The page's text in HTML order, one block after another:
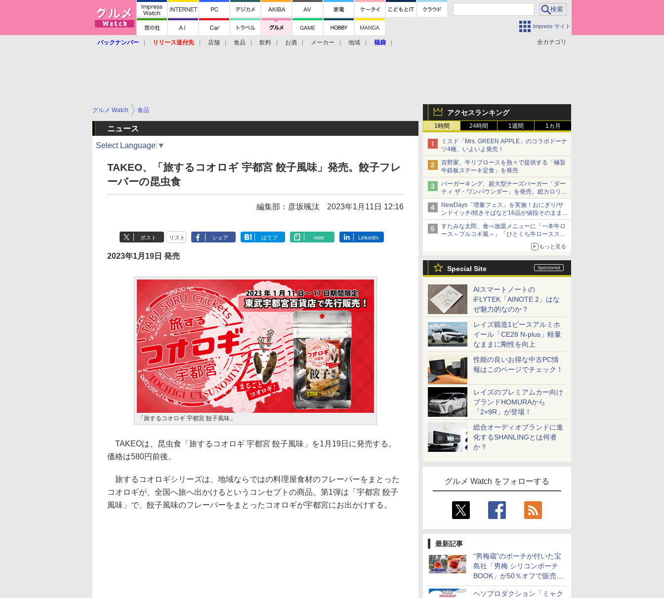
Impress サイト
全カテゴリ
バックナンバー リリース送付先 店舗 食品 飲料 お酒 メーカー 地域 福袋
アクセスランキング
1時間 24時間 1週間 1カ月
ミスド「Mrs. GREEN APPLE」のコラボドーナ
ツ4種、いよいよ発売！
吉野家、牛リブロースを熱々で提供する「極旨
牛鉄板ステーキ定食」を発売
バーガーキング、超大型チーズバーガー「ダー
ティ ザ・ワンパウンダー」を発売。総カロリー
約1656kcal、総重量約527g！
NewDays「増量フェス」を実施！おにぎり/サ
ンドイッチ/焼きそばなど16品が値段そのままで
ボリュームアップ
すたみな太郎、食べ放題メニューに「一本牛ロ
ース～プルコギ風～」「ひとくち牛ロースステ
もっと見る
Special Site
AIスマートノートの
iFLYTEK「AINOTE 2」はな
ぜ魅力的なのか？
レイズ鍛造1ピースアルミホ
イール「CE28 N-plus」軽量
なままに剛性を向上
性能の良いお得な中古PC情
報はこのページでチェック！
レイズのプレミアムカー向け
ブランドHOMURAから
「2×9R」が登場！
総合オーディオブランドに進
化するSHANLINGとは何者
か？
グルメ Watch をフォローする
最新記事
“男梅蔵”のポーチが付いた宝
島社「男梅 シリコンポーチ
BOOK」が50％オフで販売
中！
ヘソプロダクション「ミャク
グルメ Watch 食品
ニュース
Select Language ▼
TAKEO、「旅するコオロギ 宇都宮 餃子風味」発売。餃子フレ
ーバーの昆虫食
編集部：彦坂颯汰 2023年1月11日 12:16
ポスト リスト シェア はてブ note LinkedIn
2023年1月19日 発売
「旅するコオロギ 宇都宮 餃子風味」
TAKEOは、昆虫食「旅するコオロギ 宇都宮 餃子風味」を1月19日に発売する。
価格は580円前後。
旅するコオロギシリーズは、地域ならではの料理屋食材のフレーバーをまとった
コオロギが、全国へ旅へ出かけるというコンセプトの商品。第1弾は「宇都宮 餃子
風味」で、餃子風味のフレーバーをまとったコオロギが宇都宮にお出かけする。